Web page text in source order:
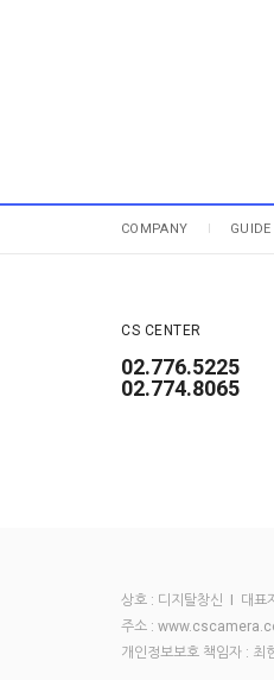
COMPANY GUIDE
CS CENTER
02.776.5225
02.774.8065
상호 : 디지탈창신 I 대
주소 :
개인정보보호 책임자 :